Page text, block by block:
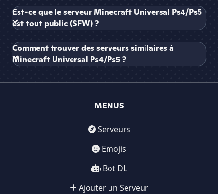
Est-ce que le serveur Minecraft Universal Ps4/Ps5
est tout public (SFW) ?
Comment trouver des serveurs similaires à
Minecraft Universal Ps4/Ps5 ?
MENUS
Serveurs
Emojis
Bot DL
Ajouter un Serveur